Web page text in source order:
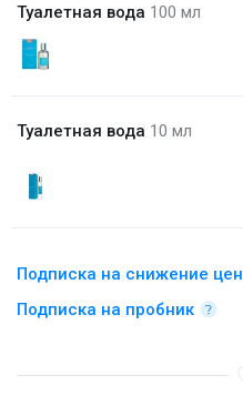
Туалетная вода 100 мл
Туалетная вода 10 мл
Подписка на снижение цен
Подписка на пробник